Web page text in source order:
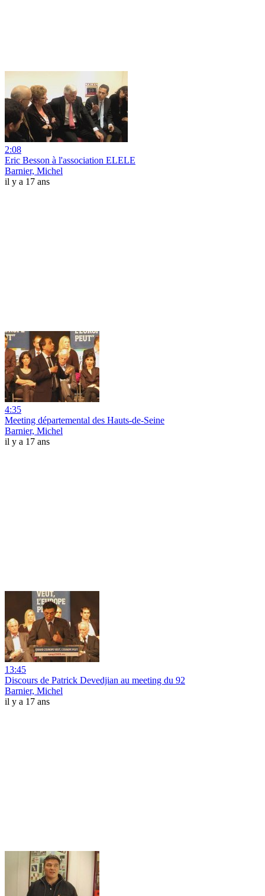
2:08
Eric Besson à l'association ELELE
Barnier, Michel
il y a 17 ans
4:35
Meeting départemental des Hauts-de-Seine
Barnier, Michel
il y a 17 ans
13:45
Discours de Patrick Devedjian au meeting du 92
Barnier, Michel
il y a 17 ans